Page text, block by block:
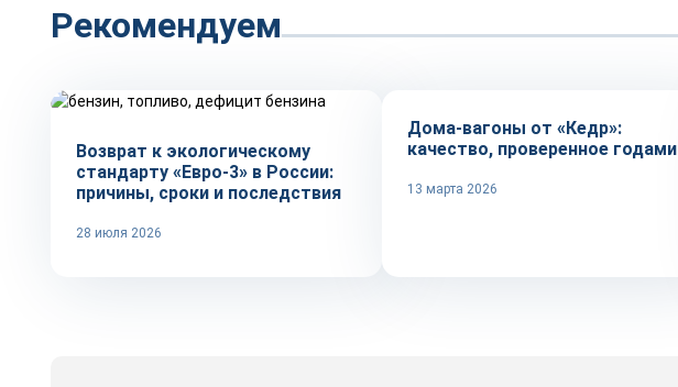
Рекомендуем
Возврат к экологическому
стандарту «Евро-3» в России:
причины, сроки и последствия
28 июля 2026
Дома-вагоны от «Кедр»:
качество, проверенное годами
13 марта 2026